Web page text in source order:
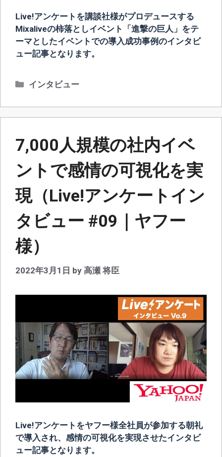
Live!アンケートを講談社様がプロデュースする
Mixaliveの柿落としイベント「進撃の巨人」をテ
ーマとしたイベントでの導入成功事例のインタビ
ュー記事となります。
カ
ゴ
リ
インタビュー
7,000人規模の社内イベ
ントで感情の可視化を実
現（Live!アンケートイン
タビュー #09｜ヤフー
様）
2022年3月1日 by 高瀬 将臣
Live!アンケートをヤフー様全社員が参加する朝礼
で導入され、感情の可視化を実現させたインタビ
ュー記事となります。